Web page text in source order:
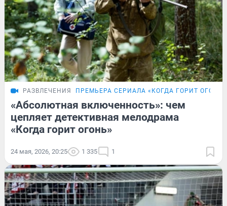
РАЗВЛЕЧЕНИЯ ПРЕМЬЕРА СЕРИАЛА «КОГДА ГОРИТ ОГОНЬ»
«Абсолютная включенность»: чем
цепляет детективная мелодрама
«Когда горит огонь»
24 мая, 2026, 20:25 1 335 1